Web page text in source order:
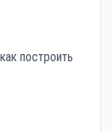
построить